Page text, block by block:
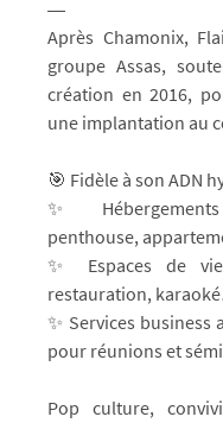
Après Chamonix,
groupe Assas,
création en 2016,
une implantation au
🎯 Fidèle à son ADN
✨
penthouse,
✨ Espaces de
restauration,
✨ Services business
pour réunions et
Pop culture,